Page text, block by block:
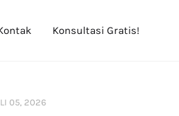
Konsultasi Gratis!
05, 2026